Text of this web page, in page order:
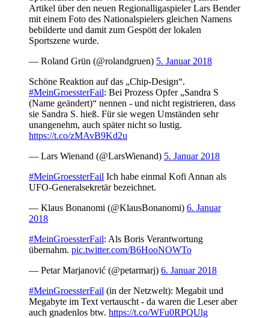
Artikel über den neuen Regionalligaspieler Lars Bender
mit einem Foto des Nationalspielers gleichen Namens
bebilderte und damit zum Gespött der lokalen
Sportszene wurde.
— Roland Grün (@rolandgruen) 5. Januar 2018
Schöne Reaktion auf das „Chip-Design“.
#MeinGroessterFail: Bei Prozess Opfer „Sandra S
(Name geändert)“ nennen - und nicht registrieren, dass
sie Sandra S. hieß. Für sie wegen Umständen sehr
unangenehm, auch später nicht so lustig.
https://t.co/zMAvB9Kd2u
— Lars Wienand (@LarsWienand) 5. Januar 2018
#MeinGroessterFail Ich habe einmal Kofi Annan als
UFO-Generalsekretär bezeichnet.
— Klaus Bonanomi (@KlausBonanomi) 6. Januar
2018
#MeinGroessterFail: Als Boris Verantwortung
übernahm. pic.twitter.com/B6HooNOWTo
— Petar Marjanović (@petarmarj) 6. Januar 2018
#MeinGroessterFail (in der Netzwelt): Megabit und
Megabyte im Text vertauscht - da waren die Leser aber
auch gnadenlos btw. https://t.co/WFu0RPQUlg